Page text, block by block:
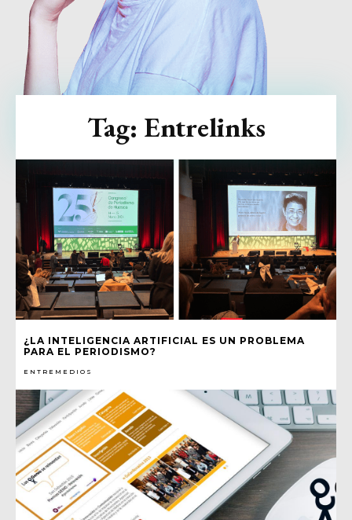
¿LA INTELIGENCIA ARTIFICIAL ES UN PROBLEMA
PARA EL PERIODISMO?
ENTREMEDIOS
Tag: Entrelinks